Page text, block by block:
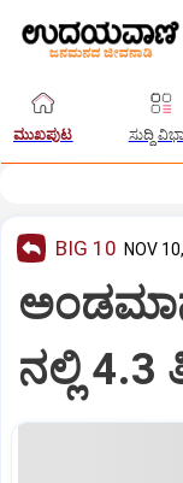
ಮುಖಪುಟ ಸುದ್ದಿ
BIG 10 NOV
ನಲ್ಲಿ